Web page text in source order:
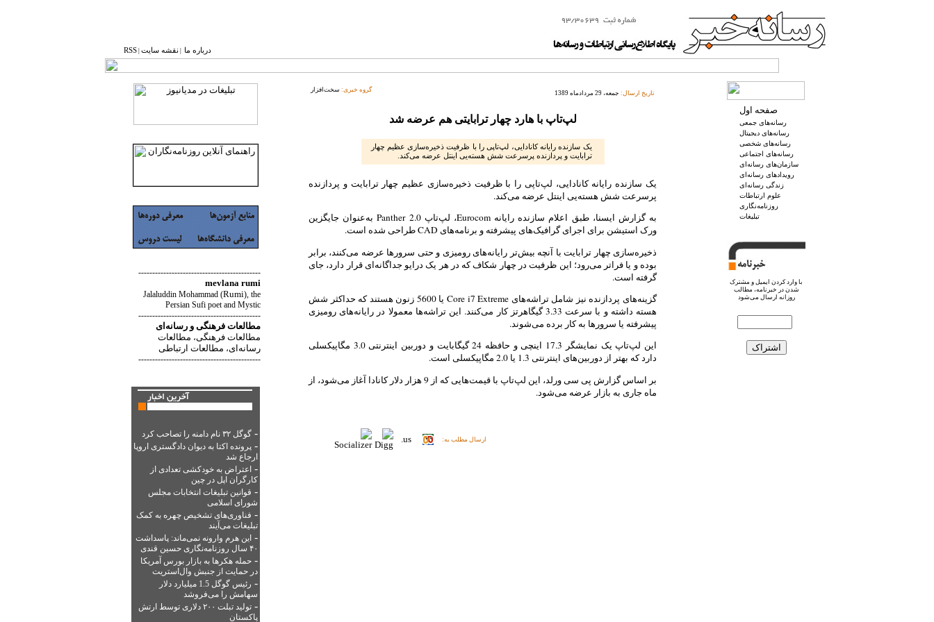
درباره ما نقشه ‌سایت RSS
--------------------------------------------
mevlana rumi
Jalaluddin Mohammad(Rumi), the
Persian Sufi poet and Mystic
--------------------------------------------
مطالعات فرهنگیورسانه‌ای
مطالعات فرهنگی، مطالعات
رسانه‌ای، مطالعات ارتباطی
--------------------------------------------
-گوگل ۳۲ نام دامنه را تصاحب کرد
-پرونده اکتا به دیوان دادگستری اروپا
ارجاع شد
- اعتراض به خودکشی تعدادی از
کارگران اپل در چین
- قوانین تبلیغات انتخابات مجلس
شورای اسلامی
- فناوری‌های تشخیص چهره به کمک
تبلیغات می‌آیند
-این هرم وارونه نمی‌ماند: پاسداشت
۴۰ سال روزنامه‌نگاری حسین قندی
-حمله هکرها به بازار بورس آمریکا
در حمایت از جنبش وال‌استریت
-
رئیس گوگل 1.5 میلیارد دلار
سهامش را می‌فروشد
-
تولید تبلت ۲۰۰ دلاری توسط ارتش
پاکستان
گروه خبری: سخت‌افزار تاریخ ارسال: جمعه، 29 مردادماه 1389
لپ‌تاپ با هارد چهار ترابایتی هم عرضه شد
یک سازنده رایانه کانادایی، لپ‌تاپی را با ظرفیت ذخیره‌سازی عظیم چهار
ترابایت و پردازنده پرسرعت شش هسته‌یی اینتل عرضه می‌کند.
یک سازنده رایانه کانادایی، لپ‌تاپی را با ظرفیت ذخیره‌سازی عظیم چهار ترابایت و پردازنده
پرسرعت شش هسته‌یی اینتل عرضه می‌کند.
به گزارش ایسنا، طبق اعلام سازنده رایانه Eurocom، لپ‌تاپ Panther 2.0 به‌عنوان جایگزین
ورک استیشن برای اجرای گرافیک‌های پیشرفته و برنامه‌های CAD طراحی شده است.
ذخیره‌سازی چهار ترابایت با آنچه بیش‌تر رایانه‌های رومیزی و حتی سرورها عرضه می‌کنند، برابر
بوده و یا فراتر می‌رود؛ این ظرفیت در چهار شکاف که در هر یک درایو جداگانه‌ای قرار دارد، جای
گرفته است.
گزینه‌های پردازنده نیز شامل تراشه‌های Core i7 Extreme یا 5600 زنون هستند که حداکثر شش
هسته داشته و با سرعت 3.33 گیگاهرتز کار می‌کنند. این تراشه‌ها معمولا در رایانه‌های رومیزی
پیشرفته یا سرورها به کار برده می‌شوند.
این لپ‌تاپ یک نمایشگر 17.3 اینچی و حافظه 24 گیگابایت و دوربین اینترنتی 3.0 مگاپیکسلی
دارد که بهتر از دوربین‌های اینترنتی 1.3 یا 2.0 مگاپیکسلی است.
بر اساس گزارش پی سی ورلد، این لپ‌تاپ با قیمت‌هایی که از 9 هزار دلار کانادا آغاز می‌شود، از
ماه جاری به بازار عرضه می‌شود.
ارسال مطلب به:
صفحه اول
رسانه‌های جمعی
رسانه‌های دیجیتال
رسانه‌های شخصی
رسانه‌های اجتماعی
سازمان‌های رسانه‌ای
رویدادهای رسانه‌ای
زندگی رسانه‌ای
علوم ارتباطات
روزنامه‌نگاری
تبلیغات
با وارد کردن ایمیل و مشترک
شدن در خبرنامه، مطالب
روزانه ارسال می‌شود